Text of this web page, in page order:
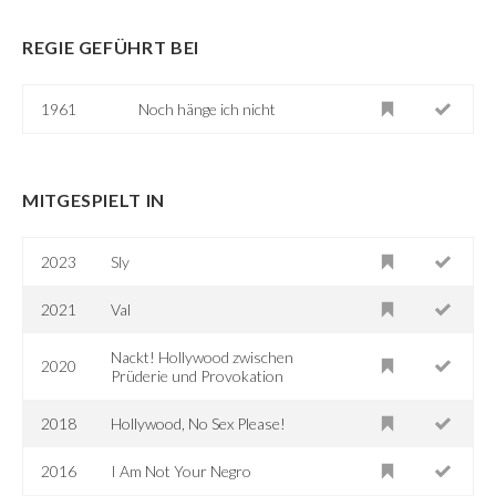
REGIE GEFÜHRT BEI
1961 Noch hänge ich nicht
MITGESPIELT IN
2023 Sly
2021 Val
2020
Nackt! Hollywood zwischen
Prüderie und Provokation
2018 Hollywood, No Sex Please!
2016 I Am Not Your Negro